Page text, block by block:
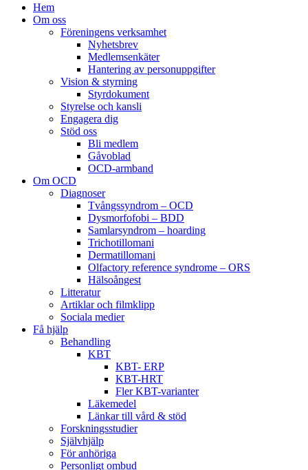
Hem
Om oss
Föreningens verksamhet
Nyhetsbrev
Medlemsenkäter
Hantering av personuppgifter
Vision & styrning
Styrdokument
Styrelse och kansli
Engagera dig
Stöd oss
Bli medlem
Gåvoblad
OCD-armband
Om OCD
Diagnoser
Tvångssyndrom – OCD
Dysmorfofobi – BDD
Samlarsyndrom – hoarding
Trichotillomani
Dermatillomani
Olfactory reference syndrome – ORS
Hälsoångest
Litteratur
Artiklar och filmklipp
Sociala medier
Få hjälp
Behandling
KBT
KBT- ERP
KBT-HRT
Fler KBT-varianter
Läkemedel
Länkar till vård & stöd
Forskningsstudier
Självhjälp
För anhöriga
Personligt ombud